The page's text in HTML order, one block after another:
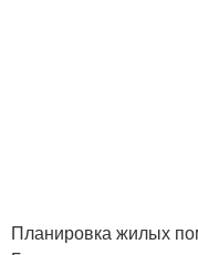
Планировка жилых